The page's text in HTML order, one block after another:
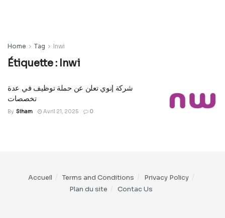
Home Tag Inwi
Étiquette : Inwi
شركة إنوي تعلن عن حملة توظيف في عدة
تخصصات
By Siham Avril 21, 2025 0
Accueil Terms and Conditions
Privacy Policy
Plan du site
Contac Us